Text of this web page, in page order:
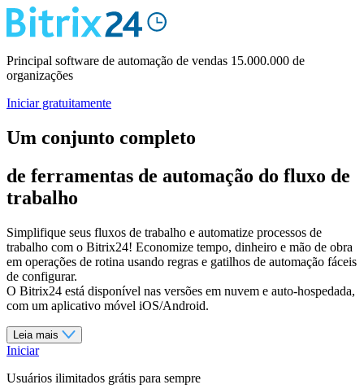
Principal software de automação de vendas 15.000.000 de
organizações
Iniciar gratuitamente
Um conjunto completo
de ferramentas de automação do fluxo de
trabalho
Simplifique seus fluxos de trabalho e automatize processos de
trabalho com o Bitrix24! Economize tempo, dinheiro e mão de obra
em operações de rotina usando regras e gatilhos de automação fáceis
de configurar.
O Bitrix24 está disponível nas versões em nuvem e auto-hospedada,
com um aplicativo móvel iOS/Android.
Leia mais
Iniciar
Usuários ilimitados grátis para sempre